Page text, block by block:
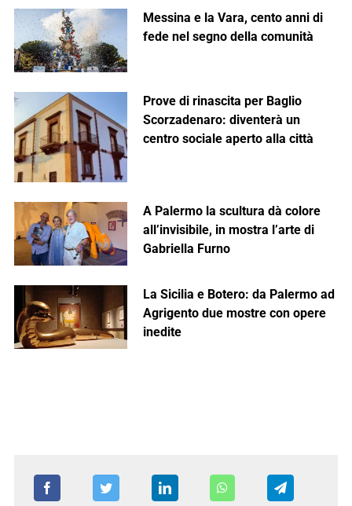
Messina e la Vara, cento anni di
fede nel segno della comunità
Prove di rinascita per Baglio
Scorzadenaro: diventerà un
centro sociale aperto alla città
A Palermo la scultura dà colore
all’invisibile, in mostra l’arte di
Gabriella Furno
La Sicilia e Botero: da Palermo ad
Agrigento due mostre con opere
inedite